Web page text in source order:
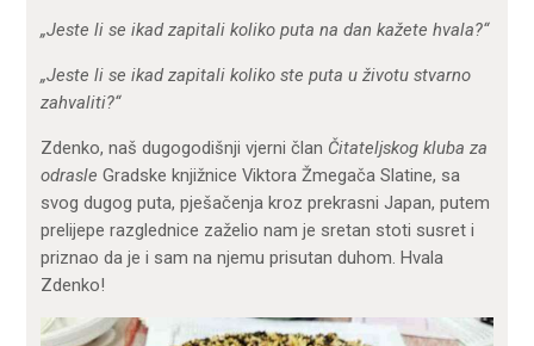
„Jeste li se ikad zapitali koliko puta na dan kažete hvala?“
„Jeste li se ikad zapitali koliko ste puta u životu stvarno
zahvaliti?“
Zdenko, naš dugogodišnji vjerni član Čitateljskog kluba za
odrasle Gradske knjižnice Viktora Žmegača Slatine, sa
svog dugog puta, pješačenja kroz prekrasni Japan, putem
prelijepe razglednice zaželio nam je sretan stoti susret i
priznao da je i sam na njemu prisutan duhom. Hvala
Zdenko!